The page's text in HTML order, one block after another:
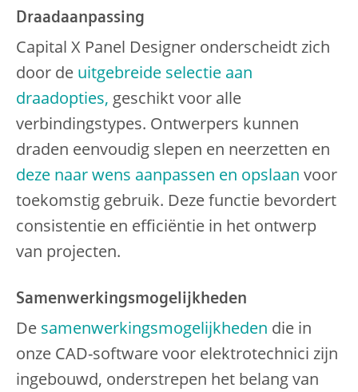
Draadaanpassing
Capital X Panel Designer onderscheidt zich
door de uitgebreide selectie aan
draadopties, geschikt voor alle
verbindingstypes. Ontwerpers kunnen
draden eenvoudig slepen en neerzetten en
deze naar wens aanpassen en opslaan voor
toekomstig gebruik. Deze functie bevordert
consistentie en efficiëntie in het ontwerp
van projecten.
Samenwerkingsmogelijkheden
De samenwerkingsmogelijkheden die in
onze CAD-software voor elektrotechnici zijn
ingebouwd, onderstrepen het belang van